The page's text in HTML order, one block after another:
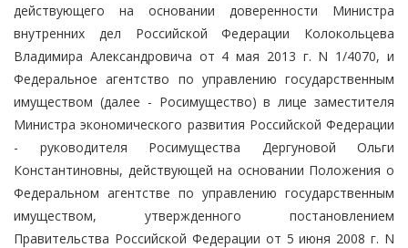
действующего на основании доверенности Министра
внутренних дел Российской Федерации Колокольцева
Владимира Александровича от 4 мая 2013 г. N 1/4070, и
Федеральное агентство по управлению государственным
имуществом (далее - Росимущество) в лице заместителя
Министра экономического развития Российской Федерации
- руководителя Росимущества Дергуновой Ольги
Константиновны, действующей на основании Положения о
Федеральном агентстве по управлению государственным
имуществом, утвержденного постановлением
Правительства Российской Федерации от 5 июня 2008 г. N